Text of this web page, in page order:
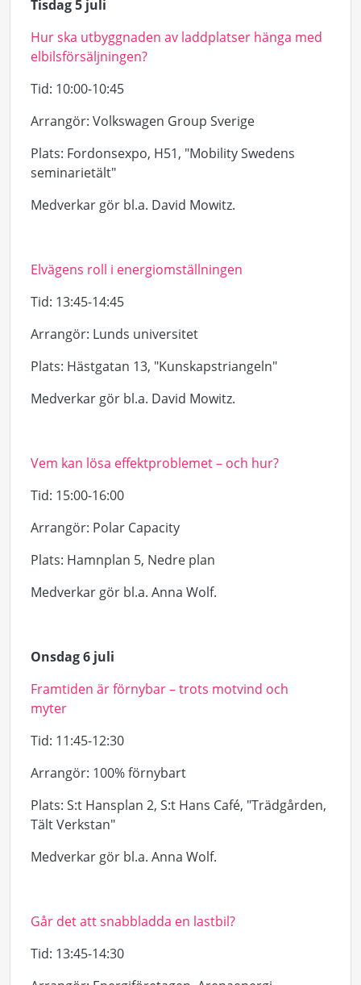
Tisdag 5 juli
Hur ska utbyggnaden av laddplatser hänga med
elbilsförsäljningen?
Tid: 10:00-10:45
Arrangör: Volkswagen Group Sverige
Plats: Fordonsexpo, H51, "MobilitySwedens
seminarietält"
Medverkar gör bl.a. David Mowitz.
Elvägens roll i energiomställningen
Tid: 13:45-14:45
Arrangör: Lunds universitet
Plats: Hästgatan 13, "Kunskapstriangeln"
Medverkar gör bl.a. David Mowitz.
Vem kan lösa effektproblemet – och hur?
Tid: 15:00-16:00
Arrangör: Polar Capacity
Plats: Hamnplan 5, Nedre plan
Medverkar gör bl.a. Anna Wolf.
Onsdag 6 juli
Framtiden är förnybar – trots motvind och
myter
Tid: 11:45-12:30
Arrangör: 100% förnybart
Plats: S:t Hansplan 2, S:t Hans Café, "Trädgården,
Tält Verkstan"
Medverkar gör bl.a. Anna Wolf.
Går det att snabbladda en lastbil?
Tid: 13:45-14:30